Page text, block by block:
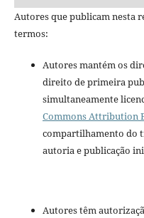
Autores que publicam nesta
termos:
Autores mantém os
direito de primeira
simultaneamente
Commons Attribution
compartilhamento do
autoria e publicação
Autores têm